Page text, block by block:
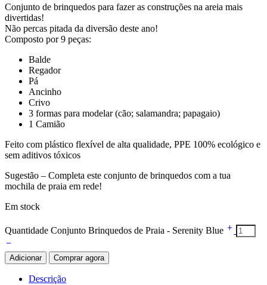
Conjunto de brinquedos para fazer as construções na areia mais
divertidas!
Não percas pitada da diversão deste ano!
Composto por 9 peças:
Balde
Regador
Pá
Ancinho
Crivo
3 formas para modelar (cão; salamandra; papagaio)
1 Camião
Feito com plástico flexível de alta qualidade, PPE 100% ecológico e
sem aditivos tóxicos
Sugestão – Completa este conjunto de brinquedos com a tua
mochila de praia em rede!
Em stock
Quantidade Conjunto Brinquedos de Praia - Serenity Blue
Adicionar Comprar agora
Descrição